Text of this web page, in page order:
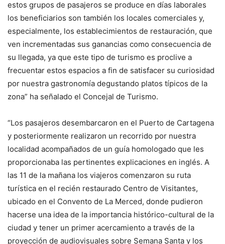
estos grupos de pasajeros se produce en días laborales
los beneficiarios son también los locales comerciales y,
especialmente, los establecimientos de restauración, que
ven incrementadas sus ganancias como consecuencia de
su llegada, ya que este tipo de turismo es proclive a
frecuentar estos espacios a fin de satisfacer su curiosidad
por nuestra gastronomía degustando platos típicos de la
zona” ha señalado el Concejal de Turismo.
“Los pasajeros desembarcaron en el Puerto de Cartagena
y posteriormente realizaron un recorrido por nuestra
localidad acompañados de un guía homologado que les
proporcionaba las pertinentes explicaciones en inglés. A
las 11 de la mañana los viajeros comenzaron su ruta
turística en el recién restaurado Centro de Visitantes,
ubicado en el Convento de La Merced, donde pudieron
hacerse una idea de la importancia histórico-cultural de la
ciudad y tener un primer acercamiento a través de la
proyección de audiovisuales sobre Semana Santa y los